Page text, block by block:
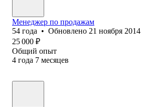
Менеджер по продажам
54 года • Обновлено 21 ноября 2014
25 000 ₽
Общий опыт
4 года 7 месяцев